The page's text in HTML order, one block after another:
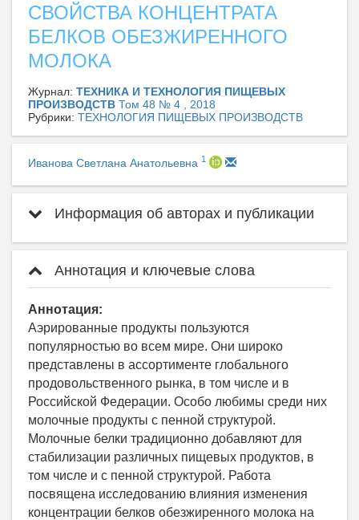
СВОЙСТВА КОНЦЕНТРАТА
БЕЛКОВ ОБЕЗЖИРЕННОГО
МОЛОКА
Журнал: ТЕХНИКА И ТЕХНОЛОГИЯ ПИЩЕВЫХ
ПРОИЗВОДСТВ Том 48 № 4 , 2018
Рубрики: ТЕХНОЛОГИЯ ПИЩЕВЫХ ПРОИЗВОДСТВ
Иванова Светлана Анатольевна 1
Информация об авторах и публикации
Аннотация и ключевые слова
Аннотация:
Аэрированные продукты пользуются
популярностью во всем мире. Они широко
представлены в ассортименте глобального
продовольственного рынка, в том числе и в
Российской Федерации. Особо любимы среди них
молочные продукты с пенной структурой.
Молочные белки традиционно добавляют для
стабилизации различных пищевых продуктов, в
том числе и с пенной структурой. Работа
посвящена исследованию влияния изменения
концентрации белков обезжиренного молока на